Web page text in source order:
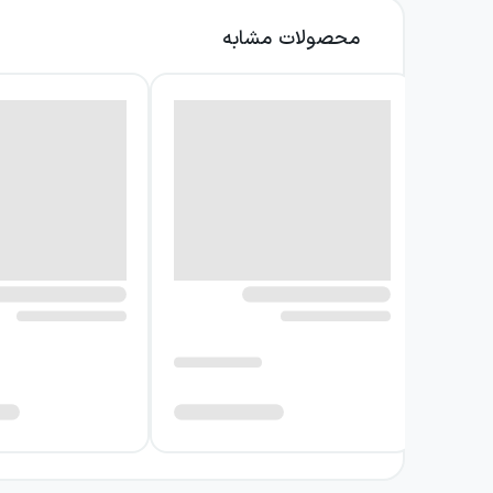
سبک روایت در بخش‌های ابتدایی آرام و تا حدی
نویسنده کتاب در ستایش مرگ
محصولات مشابه